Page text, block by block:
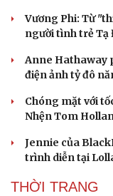
Blackpink làm
trước thềm kỷ
Vương Phi: Từ